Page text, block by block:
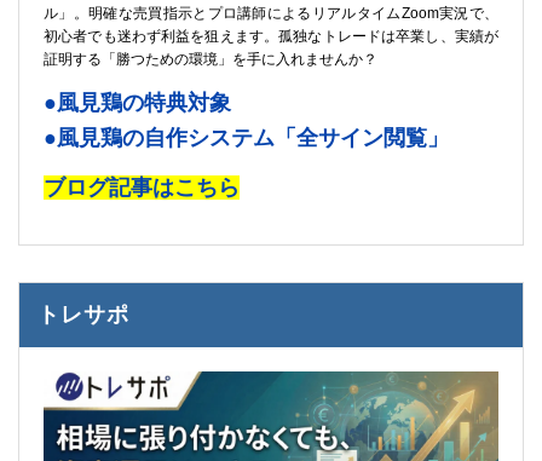
ル」。明確な売買指示とプロ講師によるリアルタイムZoom実況で、
初心者でも迷わず利益を狙えます。孤独なトレードは卒業し、実績が
証明する「勝つための環境」を手に入れませんか？
●風見鶏の特典対象
●風見鶏の自作システム「全サイン閲覧」
ブログ記事はこちら
トレサポ